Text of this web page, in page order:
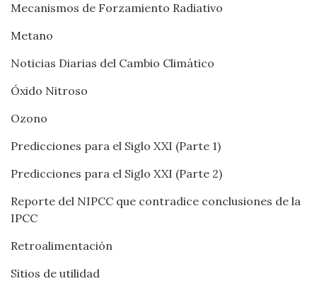
Mecanismos de Forzamiento Radiativo
Metano
Noticias Diarias del Cambio Climático
Óxido Nitroso
Ozono
Predicciones para el Siglo XXI (Parte 1)
Predicciones para el Siglo XXI (Parte 2)
Reporte del NIPCC que contradice conclusiones de la
IPCC
Retroalimentación
Sitios de utilidad